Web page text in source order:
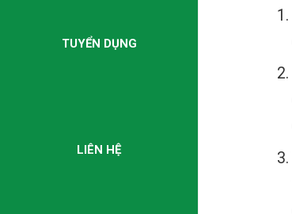
TUYỂN DỤNG
LIÊN HỆ